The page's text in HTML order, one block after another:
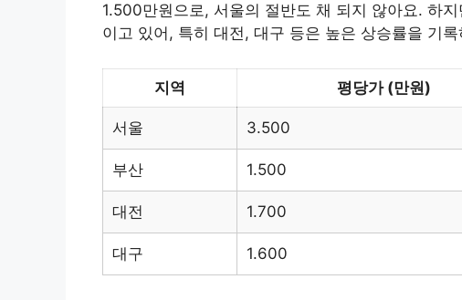
1.500만원으로, 서울의 절반도 채 되지 않아요. 하
이고 있어, 특히 대전, 대구 등은 높은 상승률을 기
지역 평당가 (만원)
서울 3.500
부산 1.500
대전 1.700
대구 1.600